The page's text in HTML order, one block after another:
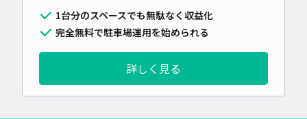
1台分のスペースでも無駄なく収益化
完全無料で駐車場運用を始められる
詳しく見る